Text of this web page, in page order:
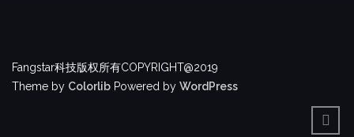
Fangstar科技版权所有COPYRIGHT@2019
Theme by Colorlib Powered by WordPress